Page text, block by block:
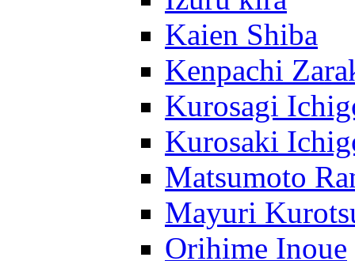
Kaien Shiba
Kenpachi
Kurosagi
Kurosaki
Matsumoto
Mayuri
Orihime Inoue